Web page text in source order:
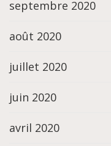
septembre 2020
août 2020
juillet 2020
juin 2020
avril 2020